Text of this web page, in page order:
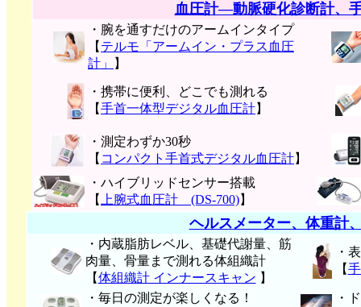
血圧計―動脈硬化診断計、
・腕を通すだけのアームインタイプ
【 テルモ「アームイン・プラス血圧
計」
】
・携帯に便利、どこでも測れる
【手首一体型デジタル血圧計】
・測定わずか30秒
【 コンパクト手首式デジタル血圧計】
・ハイブリッドセンサー搭載
【
上腕式血圧計 (DS-700)】
ヘルスメーター、体重計
・内蔵脂肪レベル、基礎代謝量、筋
肉量、骨量まで測れる体組織計
【体組織計 インナースキャン 】
・
【
・毎日の測定が楽しくなる！
・